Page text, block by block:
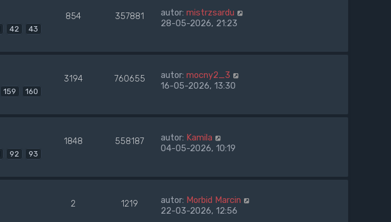
42 43
854 357881 autor: mistrzsardu
28-05-2026, 21:23
159 160
3194 760655 autor: mocny2_3
16-05-2026, 13:30
92 93
1848 558187 autor: Kamila
04-05-2026, 10:19
2 1219 autor: Morbid Marcin
22-03-2026, 12:56